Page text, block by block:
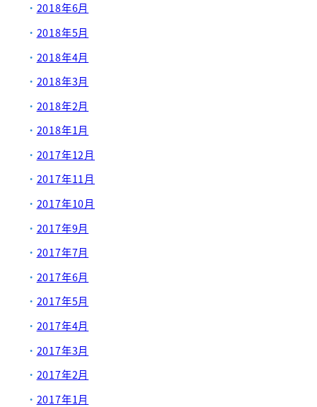
2018年6月
2018年5月
2018年4月
2018年3月
2018年2月
2018年1月
2017年12月
2017年11月
2017年10月
2017年9月
2017年7月
2017年6月
2017年5月
2017年4月
2017年3月
2017年2月
2017年1月